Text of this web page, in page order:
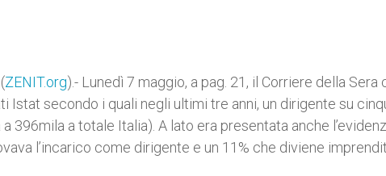
ZENIT.org).- Lunedì 7 maggio, a pag. 21, il Corriere della Sera
Istat secondo i quali negli ultimi tre anni, un dirigente su
396mila a totale Italia). A lato era presentata anche
l’incarico come dirigente e un 11% che diviene